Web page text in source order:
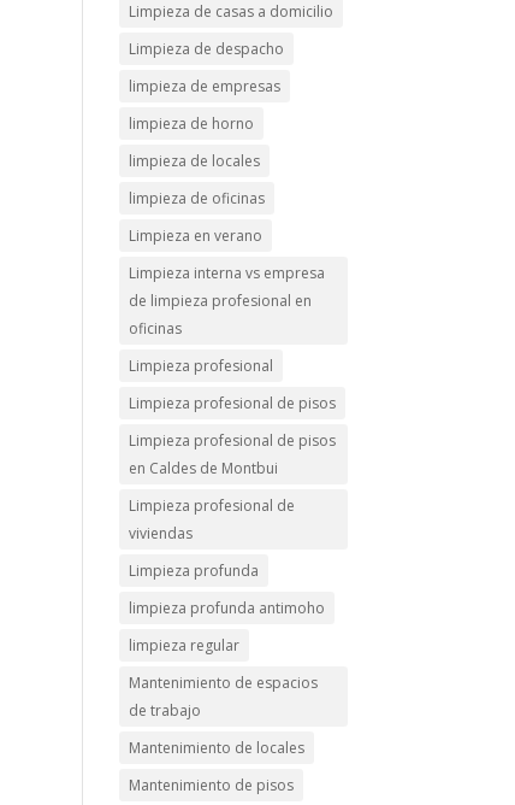
Limpieza de casas a domicilio
Limpieza de despacho
limpieza de empresas
limpieza de horno
limpieza de locales
limpieza de oficinas
Limpieza en verano
Limpieza interna vs empresa
de limpieza profesional en
oficinas
Limpieza profesional
Limpieza profesional de pisos
Limpieza profesional de pisos
en Caldes de Montbui
Limpieza profesional de
viviendas
Limpieza profunda
limpieza profunda antimoho
limpieza regular
Mantenimiento de espacios
de trabajo
Mantenimiento de locales
Mantenimiento de pisos